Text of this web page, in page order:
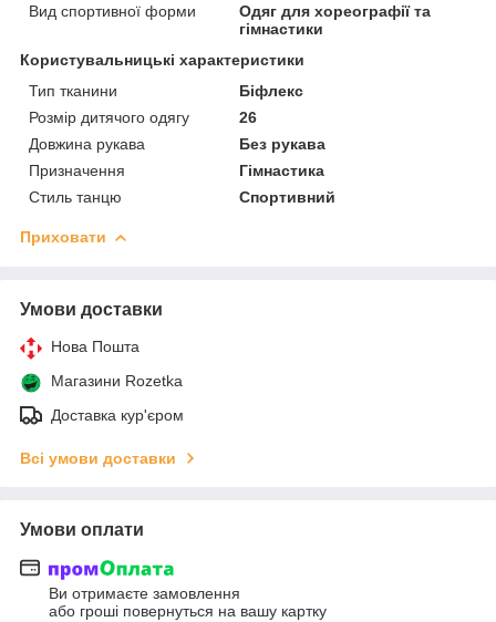
Вид спортивної форми
Одяг для хореографії та
гімнастики
Користувальницькі характеристики
Тип тканини
Біфлекс
Розмір дитячого одягу
26
Довжина рукава
Без рукава
Призначення
Гімнастика
Стиль танцю
Спортивний
Приховати
Умови доставки
Нова Пошта
Магазини Rozetka
Доставка кур'єром
Всі умови доставки
Умови оплати
Ви отримаєте замовлення
або гроші повернуться на вашу картку